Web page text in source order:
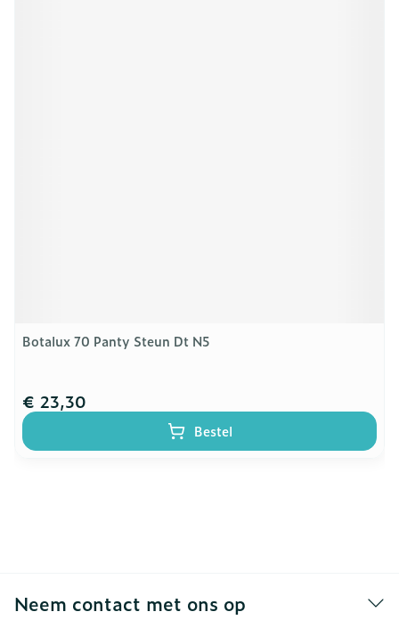
Botalux 70 Panty Steun Dt N5
€ 23,30
Bestel
Neem contact met ons op